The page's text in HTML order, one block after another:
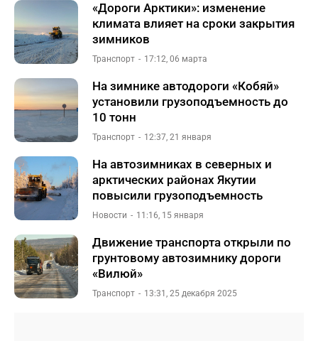
«Дороги Арктики»: изменение
климата влияет на сроки закрытия
зимников
Транспорт 17:12, 06 марта
На зимнике автодороги «Кобяй»
установили грузоподъемность до
10 тонн
Транспорт 12:37, 21 января
На автозимниках в северных и
арктических районах Якутии
повысили грузоподъемность
Новости 11:16, 15 января
Движение транспорта открыли по
грунтовому автозимнику дороги
«Вилюй»
Транспорт 13:31, 25 декабря 2025